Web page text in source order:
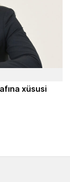
xüsusi